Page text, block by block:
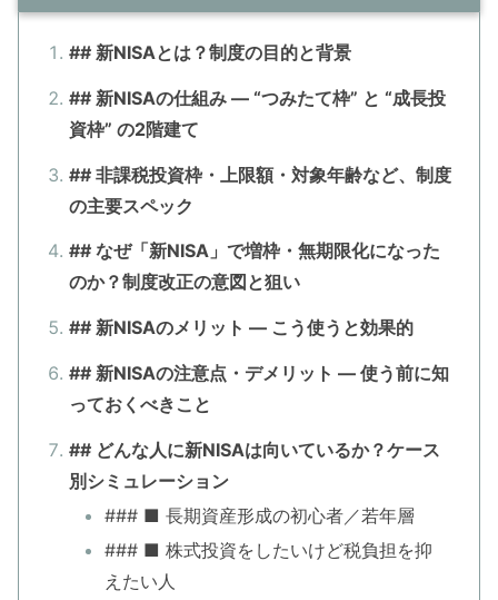
## 新NISAとは？制度の目的と背景
## 新NISAの仕組み — “つみたて枠” と “成長投
資枠” の2階建て
## 非課税投資枠・上限額・対象年齢など、制度
の主要スペック
## なぜ「新NISA」で増枠・無期限化になった
のか？制度改正の意図と狙い
## 新NISAのメリット — こう使うと効果的
## 新NISAの注意点・デメリット — 使う前に知
っておくべきこと
## どんな人に新NISAは向いているか？ケース
別シミュレーション
### ■ 長期資産形成の初心者／若年層
### ■ 株式投資をしたいけど税負担を抑
えたい人